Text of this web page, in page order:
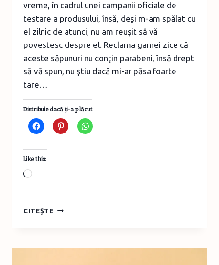
vreme, în cadrul unei campanii oficiale de
testare a produsului, însă, deşi m-am spălat cu
el zilnic de atunci, nu am reuşit să vă
povestesc despre el. Reclama gamei zice că
aceste săpunuri nu conţin parabeni, însă drept
să vă spun, nu ştiu dacă mi-ar păsa foarte
tare…
Distribuie dacă ţi-a plăcut
Like this:
Loading…
CITEȘTEREVIEW
DE